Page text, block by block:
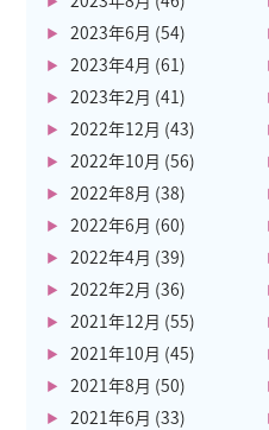
2023年6月 (54)
2023年4月 (61)
2023年2月 (41)
2022年12月 (43)
2022年10月 (56)
2022年8月 (38)
2022年6月 (60)
2022年4月 (39)
2022年2月 (36)
2021年12月 (55)
2021年10月 (45)
2021年8月 (50)
2021年6月 (33)